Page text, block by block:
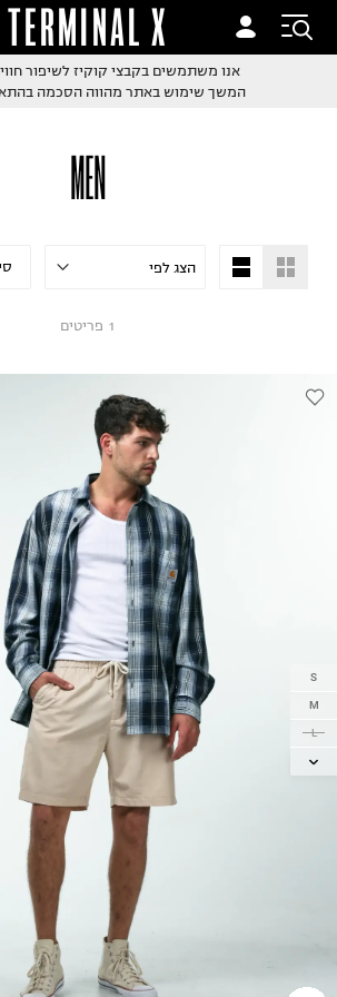
TERMINAL X
אנו משתמשים בקבצי קוקיז לשיפור
המשך שימוש באתר מהווה הסכמה
MEN
1 פריטים
S
M
L
XL